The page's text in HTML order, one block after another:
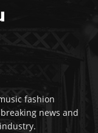
fashion
news and